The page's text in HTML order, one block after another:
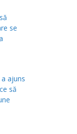
se
ajuns
să